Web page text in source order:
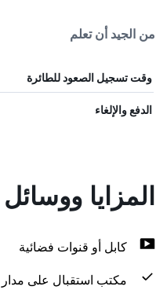
من الجيد أن تعلم
وقت تسجيل الصعود للطائرة
الدفع والإلغاء
المزايا
كابل أو قنوات فضائية
مكتب استقبال على مدار 24